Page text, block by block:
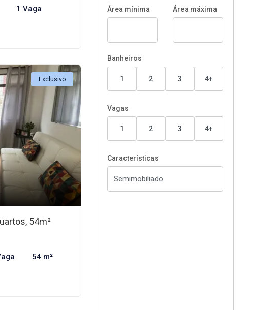
1 Vaga
Exclusivo
54m²
54 m²
Área mínima Área máxima
Banheiros
1 2 3 4+
Vagas
1 2 3 4+
Características